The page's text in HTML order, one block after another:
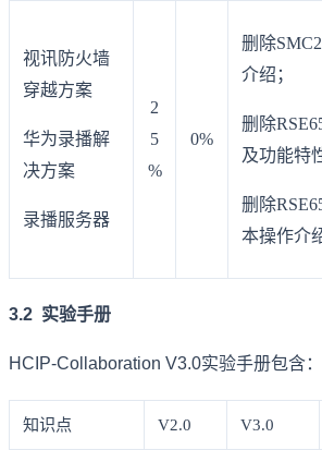
视讯防火墙
穿越方案
华为录播解
决方案
录播服务器
2
5
%
0%
删除
介绍；
删除
及功能特
删除
本操作介
3.2 实验手册
HCIP-Collaboration V3.0实验手册包含：
知识点 V2.0 V3.0